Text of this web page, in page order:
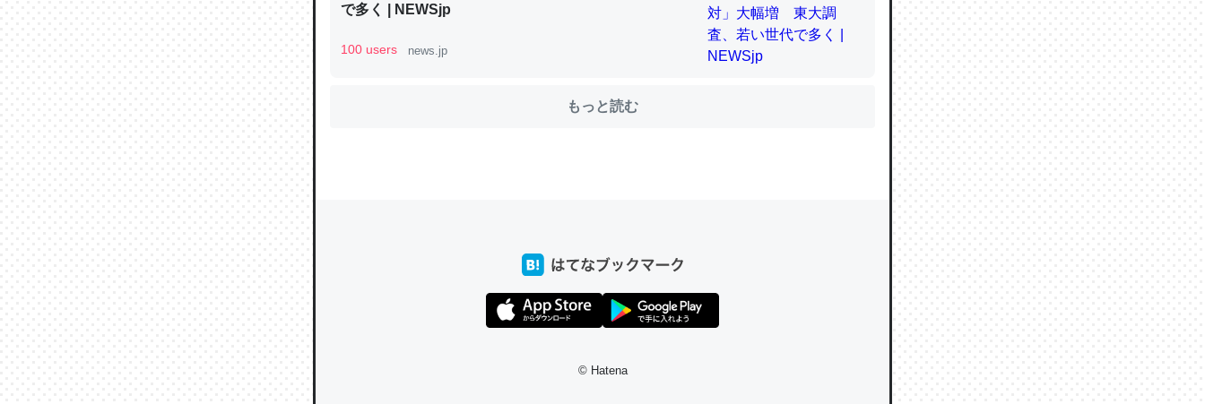
ウチもEchoを実家に置いて４年。でたまに覗いてる。ぼちぼちRingも置こうかと画策
ちょうど同じ理由でEcho Show 8を設定中でした。PrimeとかSpotifyを支払う孝行もで
きる。一生で親と会える残り時間を日数にすると1週間とかの人が多いそうだけど、それ
を実質100倍以上に伸ばす効果があるはず……
─たまにLINEするくらいだった遠方の父67歳と僕。ITツール導入でコミュニケーションが劇的に変化し
で多く | NEWSjp
100 users news.jp
もっと読む
© Hatena